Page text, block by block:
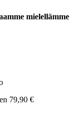
mielellämme
79,90 €